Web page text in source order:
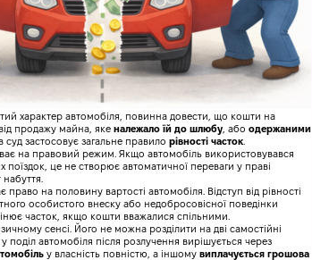
характер автомобіля, повинна довести, що кошти на
продажу майна, яке належало їй до шлюбу , або одержаними
суд застосовує загальне правило рівності часток
на правовий режим. Якщо автомобіль використовувався
це не створює автоматичної переваги у праві
на половину вартості автомобіля. Відступ від рівності
особистого внеску або недобросовісної поведінки
часток, якщо кошти вважалися спільними.
сенсі. Його не можна розділити на дві самостійні
автомобіля після розлучення вирішується через
у власність повністю, а іншому виплачується грошова